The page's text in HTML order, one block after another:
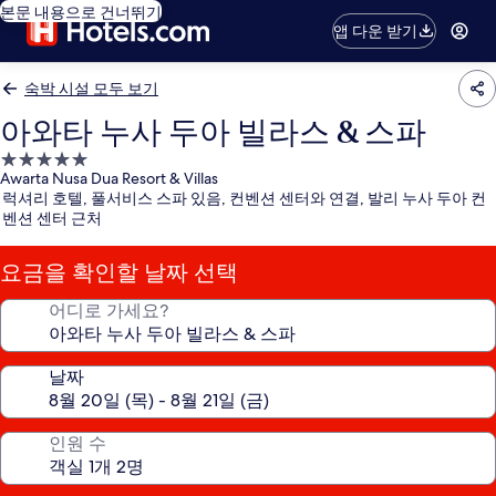
본문 내용으로 건너뛰기
앱 다운 받기
숙박 시설 모두 보기
아와타 누사 두아 빌라스 & 스파
5.0
성
급
숙
시
설
Awarta Nusa Dua Resort & Villas
럭셔리 호텔, 풀서비스 스파 있음, 컨벤션 센터와 연결, 발리 누사 두아 컨
벤션 센터 근처
요금을 확인할 날짜 선택
어디로 가세요?
날짜
인원 수